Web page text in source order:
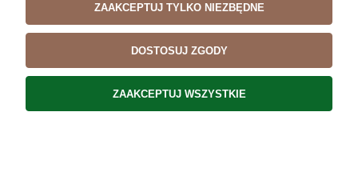
Nóż trybownik VICTORINOX 5.6613.12M 12 cm,
ZAAKCEPTUJ TYLKO NIEZBĘDNE
DOSTOSUJ ZGODY
ZAAKCEPTUJ WSZYSTKIE